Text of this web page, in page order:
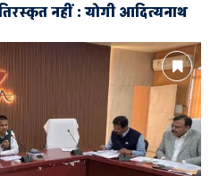
नहीं : योगी आदित्यनाथ